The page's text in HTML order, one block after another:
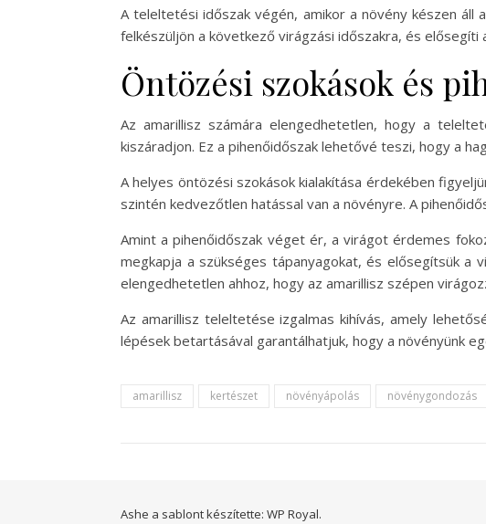
A teleltetési időszak végén, amikor a növény készen
felkészüljön a következő virágzási időszakra, és
Öntözési szokások és
Az amarillisz számára elengedhetetlen, hogy a
kiszáradjon. Ez a pihenőidőszak lehetővé teszi, hogy a
A helyes öntözési szokások kialakítása érdekében
szintén kedvezőtlen hatással van a növényre. A
Amint a pihenőidőszak véget ér, a virágot érdemes
megkapja a szükséges tápanyagokat, és elősegítsük a
elengedhetetlen ahhoz, hogy az amarillisz szépen
Az amarillisz teleltetése izgalmas kihívás, amely
lépések betartásával garantálhatjuk, hogy a növényünk
amarillisz kertészet növényápolás növénygondozás
Ashe a sablont készítette: WP Royal.